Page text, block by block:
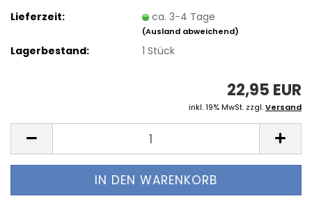
Lieferzeit: ca. 3-4 Tage
(Ausland abweichend)
Lagerbestand: 1Stück
22,95 EUR
inkl. 19% MwSt. zzgl.Versand